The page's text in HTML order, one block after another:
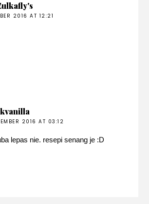
2016 AT 12:21
2016 AT 03:12
lepas nie. resepi senang je :D